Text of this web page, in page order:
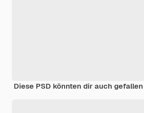
Diese PSD könnten dir auch gefallen